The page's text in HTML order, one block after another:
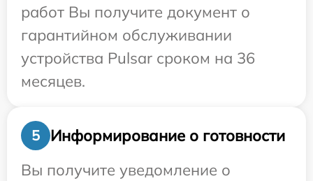
работ Вы получите документ о
гарантийном обслуживании
устройства Pulsar сроком на 36
месяцев.
5
Информирование о готовности
Вы получите уведомление о